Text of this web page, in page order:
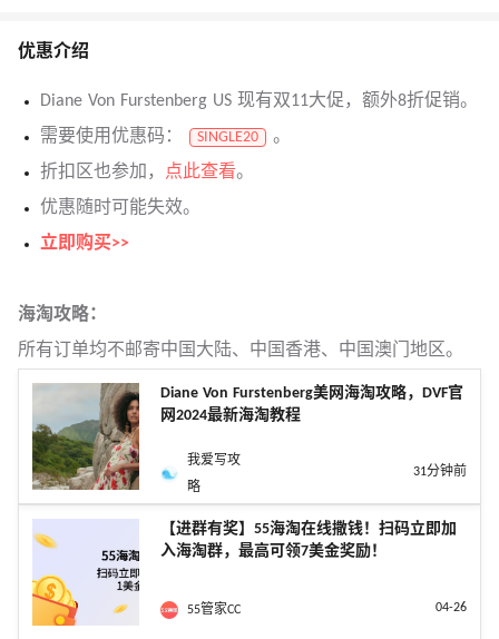
优惠介绍
Diane Von Furstenberg US 现有双11大促，额外8折促销。
需要使用优惠码：
SINGLE20
。
折扣区也参加，
点此查看。
优惠随时可能失效。
立即购买>>
海淘攻略：
所有订单均不邮寄中国大陆、中国香港、中国澳门地区。
Diane Von Furstenberg美网海淘攻略，DVF官
网2024最新海淘教程
我爱写攻
略
31分钟前
【进群有奖】55海淘在线撒钱！扫码立即加
入海淘群，最高可领7美金奖励！
55管家CC 04-26